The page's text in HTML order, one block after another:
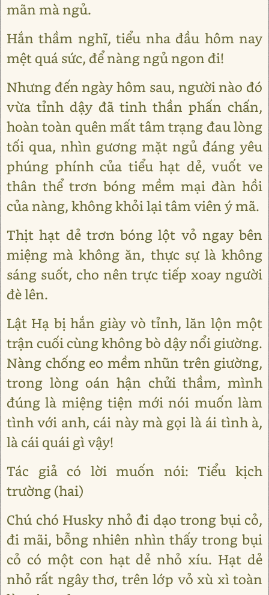
mãn mà ngủ.
Hắn thầm nghĩ, tiểu nha đầu hôm nay
mệt quá sức, để nàng ngủ ngon đi!
Nhưng đến ngày hôm sau, người nào đó
vừa tỉnh dậy đã tinh thần phấn chấn,
hoàn toàn quên mất tâm trạng đau lòng
tối qua, nhìn gương mặt ngủ đáng yêu
phúng phính của tiểu hạt dẻ, vuốt ve
thân thể trơn bóng mềm mại đàn hồi
của nàng, không khỏi lại tâm viên ý mã.
Thịt hạt dẻ trơn bóng lột vỏ ngay bên
miệng mà không ăn, thực sự là không
sáng suốt, cho nên trực tiếp xoay người
đè lên.
Lật Hạ bị hắn giày vò tỉnh, lăn lộn một
trận cuối cùng không bò dậy nổi giường.
Nàng chống eo mềm nhũn trên giường,
trong lòng oán hận chửi thầm, mình
đúng là miệng tiện mới nói muốn làm
tình với anh, cái này mà gọi là ái tình à,
là cái quái gì vậy!
Tác giả có lời muốn nói: Tiểu kịch
trường (hai)
Chú chó Husky nhỏ đi dạo trong bụi cỏ,
đi mãi, bỗng nhiên nhìn thấy trong bụi
cỏ có một con hạt dẻ nhỏ xíu. Hạt dẻ
nhỏ rất ngây thơ, trên lớp vỏ xù xì toàn